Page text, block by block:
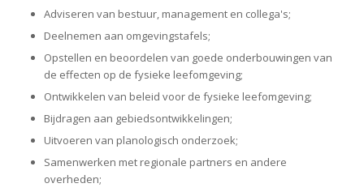
Adviseren van bestuur, management en collega's;
Deelnemen aan omgevingstafels;
Opstellen en beoordelen van goede onderbouwingen van
de effecten op de fysieke leefomgeving;
Ontwikkelen van beleid voor de fysieke leefomgeving;
Bijdragen aan gebiedsontwikkelingen;
Uitvoeren van planologisch onderzoek;
Samenwerken met regionale partners en andere
overheden;